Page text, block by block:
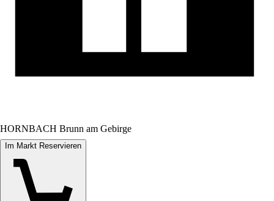
HORNBACH Brunn am Gebirge
Im Markt Reservieren